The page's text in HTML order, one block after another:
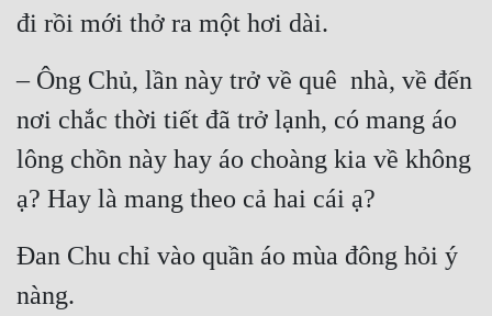
đi rồi mới thở ra một hơi dài.
– Ông Chủ, lần này trở về quê  nhà, về đến
nơi chắc thời tiết đã trở lạnh, có mang áo
lông chồn này hay áo choàng kia về không
ạ? Hay là mang theo cả hai cái ạ?
Đan Chu chỉ vào quần áo mùa đông hỏi ý
nàng.